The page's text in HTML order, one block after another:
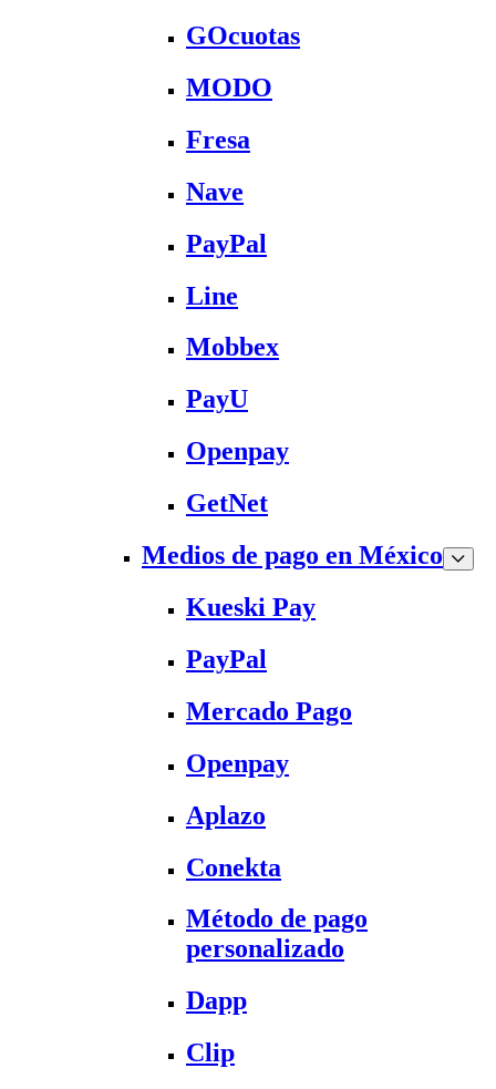
GOcuotas
MODO
Fresa
Nave
PayPal
Line
Mobbex
PayU
Openpay
GetNet
Medios de pago en México
Kueski Pay
PayPal
Mercado Pago
Openpay
Aplazo
Conekta
Método de pago
personalizado
Dapp
Clip